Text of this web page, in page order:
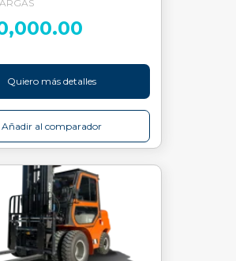
Quiero más detalles
Añadir al comparador